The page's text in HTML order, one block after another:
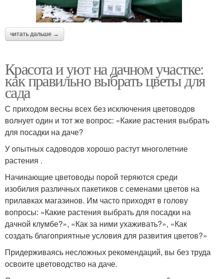
читать дальше →
Красота и уют на дачном участке:
как правильно выбрать цветы для
сада
С приходом весны всех без исключения цветоводов
волнует один и тот же вопрос: «Какие растения выбрать
для посадки на даче?
У опытных садоводов хорошо растут многолетние
растения .
Начинающие цветоводы порой теряются среди
изобилия различных пакетиков с семенами цветов на
прилавках магазинов. Им часто приходят в голову
вопросы: «Какие растения выбрать для посадки на
дачной клумбе?», «Как за ними ухаживать?», «Как
создать благоприятные условия для развития цветов?»
Придерживаясь несложных рекомендаций, вы без труда
освоите цветоводство на даче.